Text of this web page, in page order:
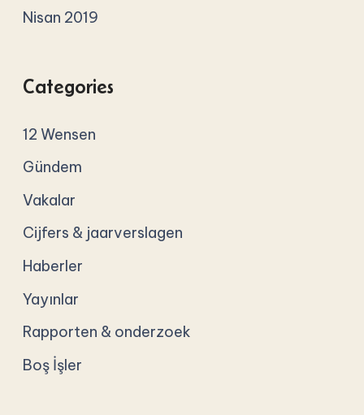
Nisan 2019
Categories
12 Wensen
Gündem
Vakalar
Cijfers & jaarverslagen
Haberler
Yayınlar
Rapporten & onderzoek
Boş İşler